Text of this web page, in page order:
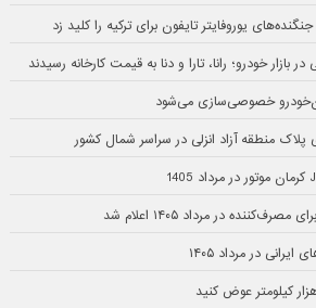
خودرو؛ رانا، تارا و دنا به قیمت کارخانه رسیدند
خصوصی‌سازی می‌شود
منطقه آزاد انزلی در سراسر شمال کشور
در مرداد ۱۴۰۵